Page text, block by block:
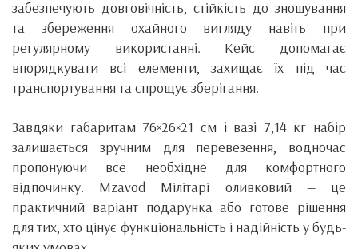
забезпечують довговічність, стійкість до зношування
та збереження охайного вигляду навіть при
регулярному використанні. Кейс допомагає
впорядкувати всі елементи, захищає їх під час
транспортування та спрощує зберігання.
Завдяки габаритам 76×26×21 см і вазі 7,14 кг набір
залишається зручним для перевезення, водночас
пропонуючи все необхідне для комфортного
відпочинку. Mzavod Мілітарі оливковий — це
практичний варіант подарунка або готове рішення
для тих, хто цінує функціональність і надійність у будь-